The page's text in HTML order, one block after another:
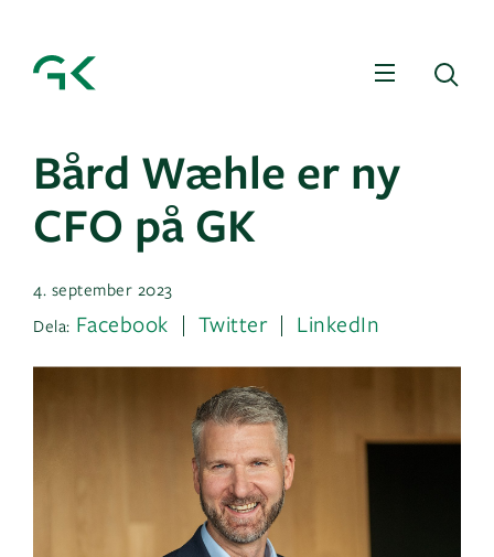
Meny
Bård Wæhle er ny
CFO på GK
4. september 2023
Dela: Facebook Twitter LinkedIn